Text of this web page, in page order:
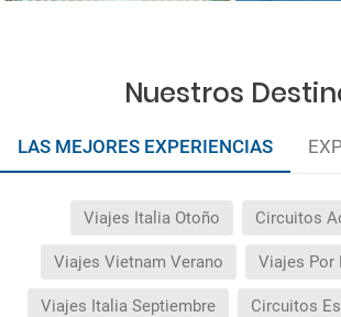
Nuestros
LAS MEJORES EXPERIENCIAS
Viajes Italia Otoño Circuitos
Viajes Vietnam Verano Viajes Por
Viajes Italia Septiembre Circuitos